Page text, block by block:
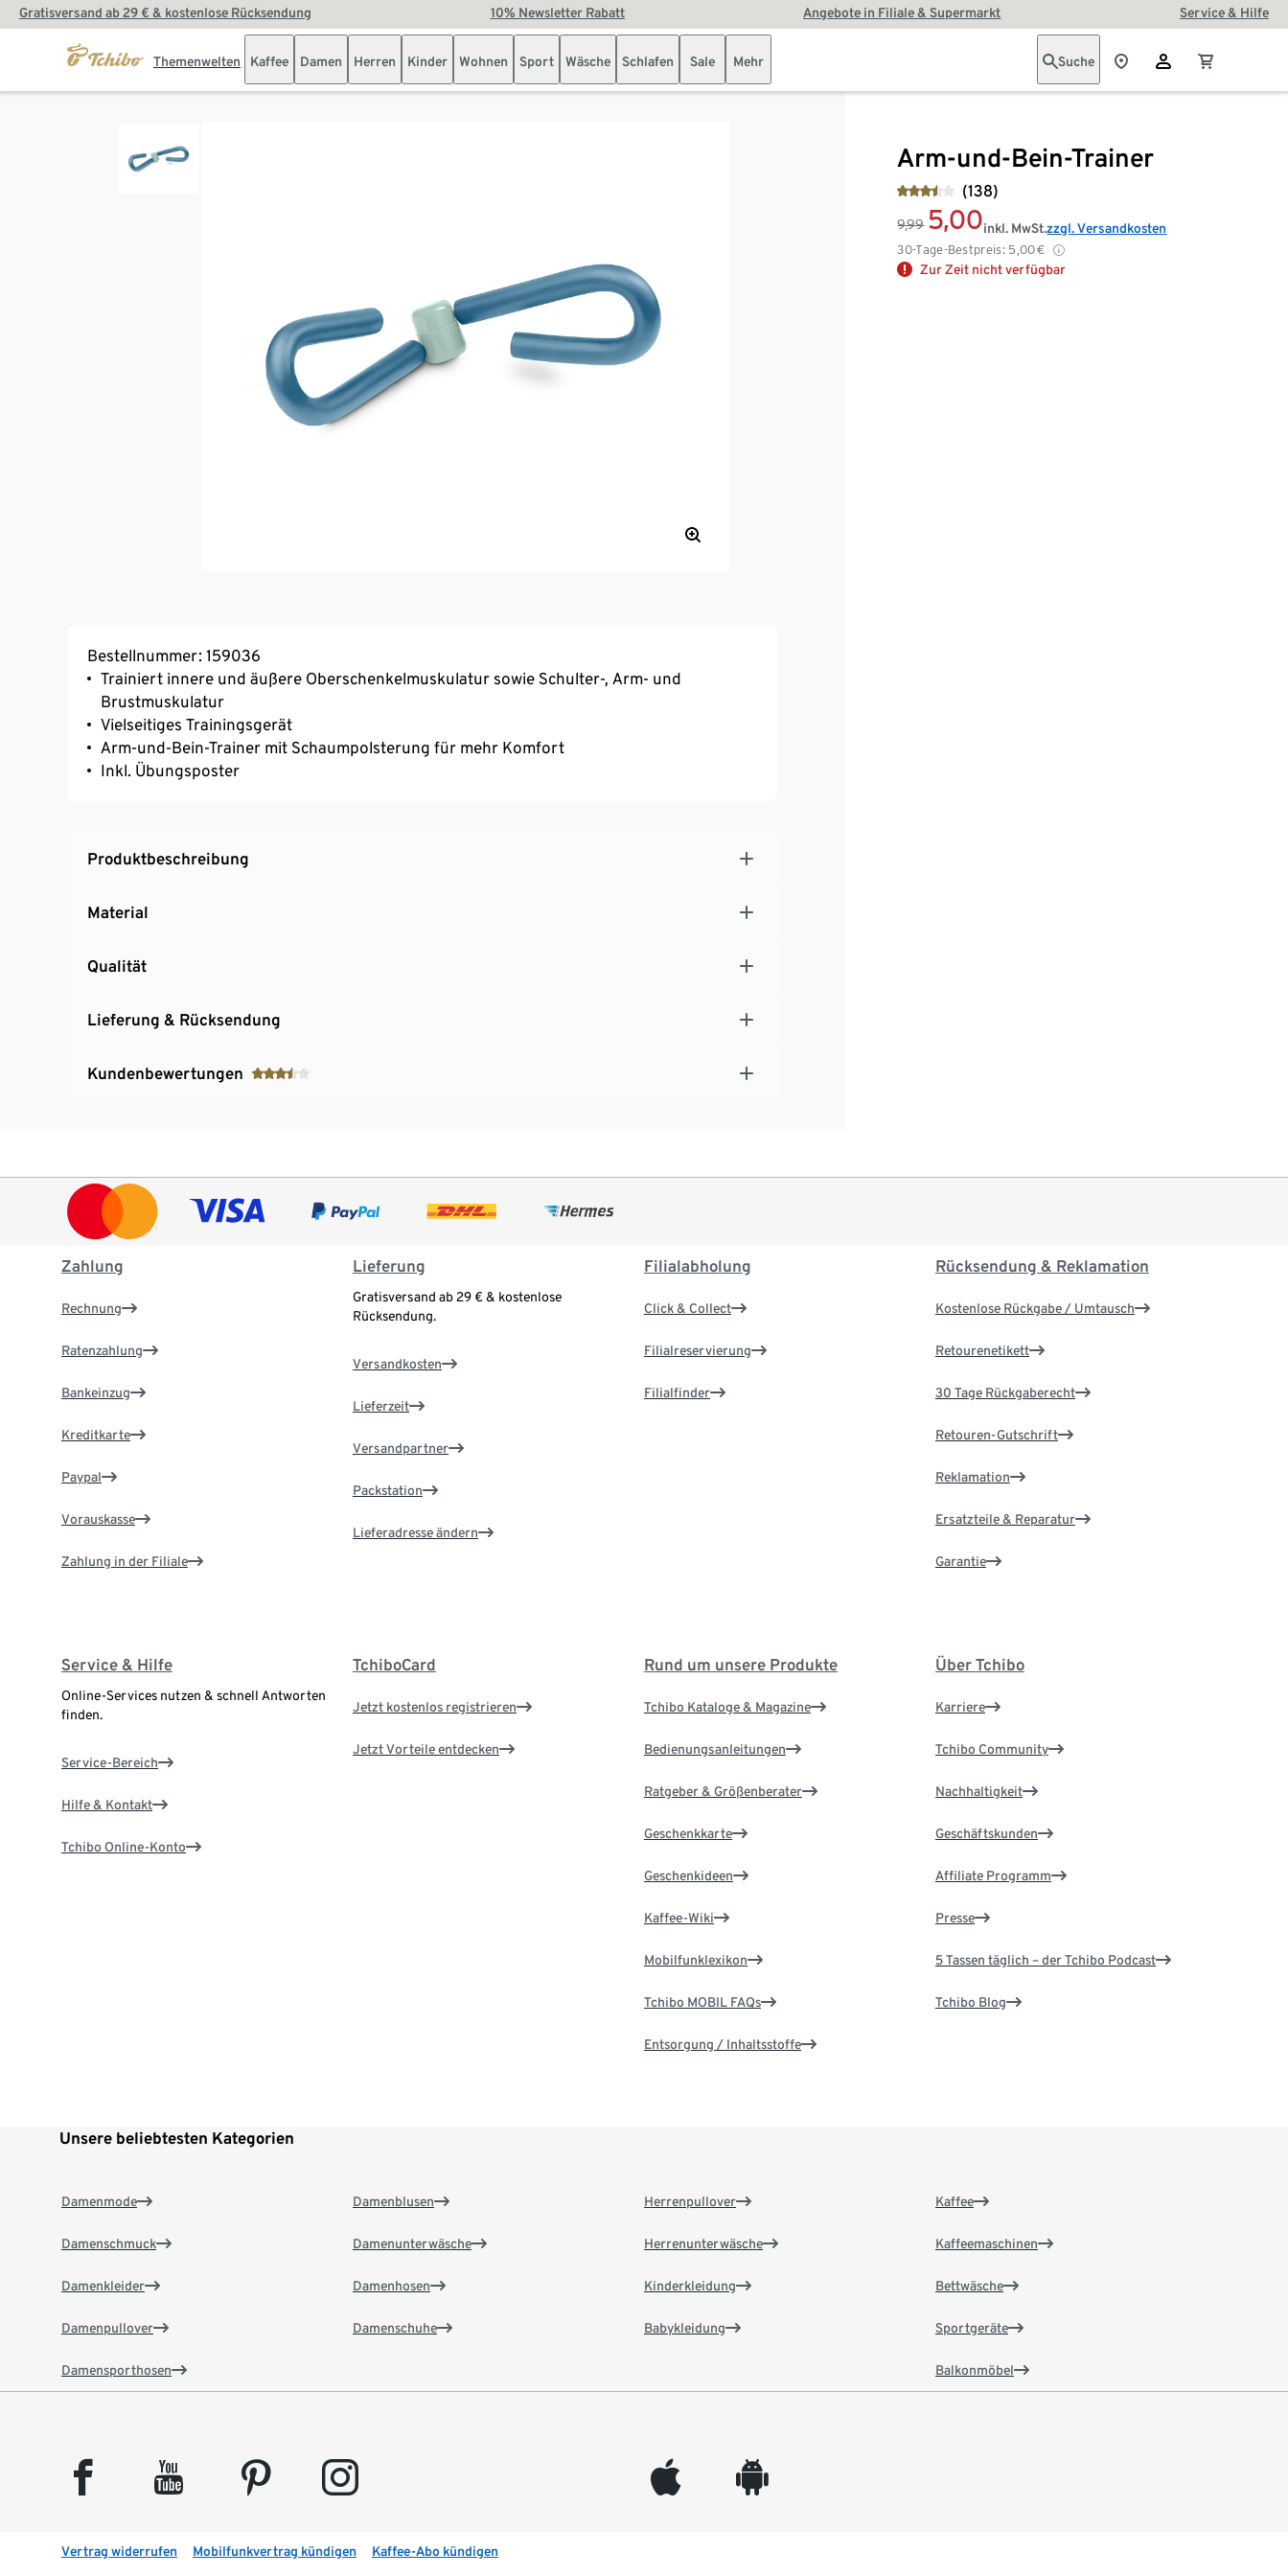
Gratisversand ab 29 € & kostenlose Rücksendung 10% Newsletter Rabatt Angebote in Filiale & Supermarkt Service & Hilfe
Themenwelten Kaffee Damen Herren Kinder Wohnen Sport Wäsche Schlafen Sale Mehr Suche
Arm-und-Bein-Trainer
(138)
9,99 5,00
30-Tage-Bestpreis: 5,00€
inkl. MwSt.zzgl. Versandkosten
Zur Zeit nicht verfügbar
Bestellnummer: 159036
Trainiert innere und äußere Oberschenkelmuskulatur sowie Schulter-, Arm- und
Brustmuskulatur
Vielseitiges Trainingsgerät
Arm-und-Bein-Trainer mit Schaumpolsterung für mehr Komfort
Inkl. Übungsposter
Produktbeschreibung
Material
Qualität
Lieferung & Rücksendung
Kundenbewertungen
Zahlung
Rechnung
Ratenzahlung
Bankeinzug
Kreditkarte
Paypal
Vorauskasse
Zahlung in der Filiale
Lieferung
Gratisversand ab 29 € & kostenlose
Rücksendung.
Versandkosten
Lieferzeit
Versandpartner
Packstation
Lieferadresse ändern
Filialabholung
Click & Collect
Filialreservierung
Filialfinder
Rücksendung & Reklamation
Kostenlose Rückgabe / Umtausch
Retourenetikett
30 Tage Rückgaberecht
Retouren-Gutschrift
Reklamation
Ersatzteile & Reparatur
Garantie
Service & Hilfe
Online-Services nutzen & schnell Antworten
finden.
Service-Bereich
Hilfe & Kontakt
Tchibo Online-Konto
TchiboCard
Jetzt kostenlos registrieren
Jetzt Vorteile entdecken
Rund um unsere Produkte
Tchibo Kataloge & Magazine
Bedienungsanleitungen
Ratgeber & Größenberater
Geschenkkarte
Geschenkideen
Kaffee-Wiki
Mobilfunklexikon
Tchibo MOBIL FAQs
Entsorgung / Inhaltsstoffe
Über Tchibo
Karriere
Tchibo Community
Nachhaltigkeit
Geschäftskunden
Affiliate Programm
Presse
5 Tassen täglich – der Tchibo Podcast
Tchibo Blog
Unsere beliebtesten Kategorien
Damenmode
Damenschmuck
Damenkleider
Damenpullover
Damensporthosen
Damenblusen
Damenunterwäsche
Damenhosen
Damenschuhe
Herrenpullover
Herrenunterwäsche
Kinderkleidung
Babykleidung
Kaffee
Kaffeemaschinen
Bettwäsche
Sportgeräte
Balkonmöbel
facebook youtube pinterest instagram appleinc android
Vertrag widerrufen Mobilfunkvertrag kündigen Kaffee-Abo kündigen